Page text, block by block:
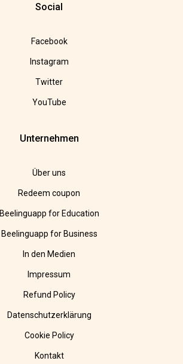
Social
Facebook
Instagram
Twitter
YouTube
Unternehmen
Über uns
Redeem coupon
Beelinguapp for Education
Beelinguapp for Business
In den Medien
Impressum
Refund Policy
Datenschutzerklärung
Cookie Policy
Kontakt